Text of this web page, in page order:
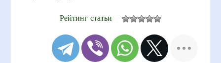
Рейтинг статьи